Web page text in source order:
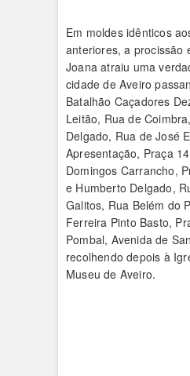
Em moldes idênticos
anteriores, a procissão
Joana atraiu uma
cidade de Aveiro
Batalhão Caçadores
Leitão, Rua de
Delgado, Rua de José
Apresentação, Praça
Domingos Carrancho,
e Humberto Delgado,
Galitos, Rua Belém do
Ferreira Pinto Basto,
Pombal, Avenida de
recolhendo depois à
Museu de Aveiro.